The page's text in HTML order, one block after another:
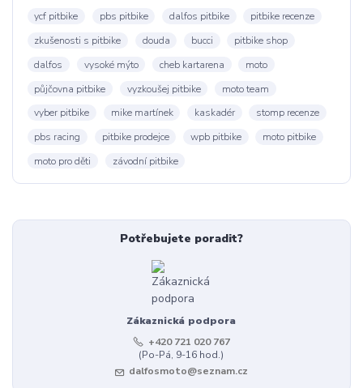
ycf pitbike
pbs pitbike dalfos pitbike
pitbike recenze
zkušenosti s pitbike
douda bucci
pitbike shop
dalfos
vysoké mýto cheb kartarena
moto
půjčovna pitbike
vyzkoušej pitbike
moto team
vyber pitbike
mike martínek kaskadér
stomp recenze
pbs racing
pitbike prodejce wpb pitbike
moto pitbike
moto pro děti
závodní pitbike
Potřebujete poradit?
Zákaznická podpora
+420 721 020 767
(Po-Pá, 9-16 hod.)
dalfosmoto@seznam.cz